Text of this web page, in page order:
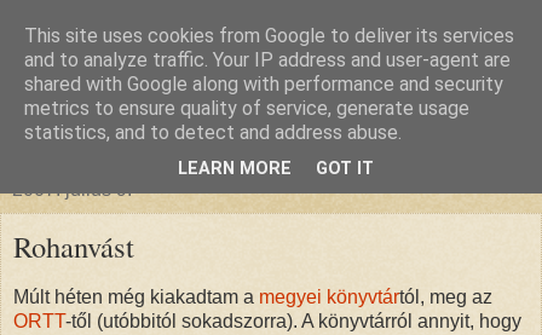
glanthor
egy tündebarát a való világban
2007. július 9.
Rohanvást
Múlt héten még kiakadtam a megyei könyvtártól, meg az
ORTT-től (utóbbitól sokadszorra). A könyvtárról annyit, hogy
This site uses cookies from Google to deliver its services
and to analyze traffic. Your IP address and user-agent are
shared with Google along with performance and security
metrics to ensure quality of service, generate usage
statistics, and to detect and address abuse.
LEARN MORE GOT IT